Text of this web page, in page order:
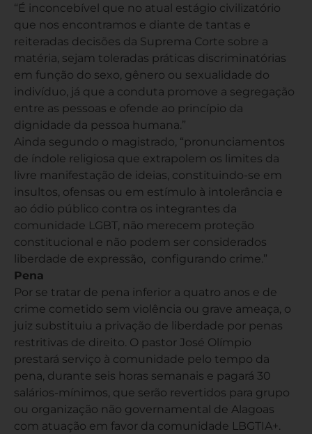
“É inconcebível que no atual estágio civilizatório
que nos encontramos e diante de tantas e
reiteradas decisões da Suprema Corte sobre a
matéria, sejam toleradas práticas discriminatórias
em função do sexo, gênero ou sexualidade do
indivíduo, já que a conduta promove a segregação
entre as pessoas e ofende ao princípio da
dignidade da pessoa humana.”
Ainda segundo o magistrado, “pronunciamentos
de índole religiosa que extrapolem os limites da
livre manifestação de ideias, constituindo-se em
insultos, ofensas ou em estímulo à intolerância e
ao ódio público contra os integrantes da
comunidade LGBT, não merecem proteção
constitucional e não podem ser considerados
liberdade de expressão, configurando crime.”
Pena
Por se tratar de pena inferior a quatro anos e de
crime cometido sem violência ou grave ameaça, o
juiz substituiu a privação de liberdade por penas
restritivas de direito. O pastor José Olímpio
prestará serviço à comunidade pelo tempo da
pena, durante seis horas semanais e pagará 30
salários-mínimos, que serão revertidos para grupo
ou organização não governamental de Alagoas
com atuação em favor da comunidade LBGTIA+.